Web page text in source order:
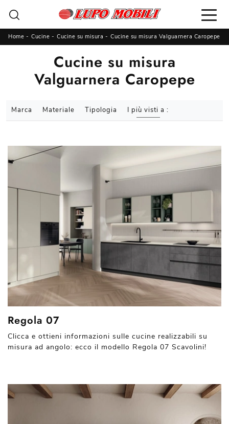
Home - Cucine - Cucine su misura - Cucine su misura Valguarnera Caropepe
Cucine su misura
Valguarnera Caropepe
Marca Materiale Tipologia I più visti a :
Regola 07
Clicca e ottieni informazioni sulle cucine realizzabili su
misura ad angolo: ecco il modello Regola 07 Scavolini!